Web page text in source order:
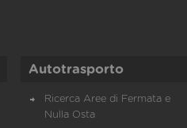
Autotrasporto
Ricerca Aree di Fermata e
Nulla Osta